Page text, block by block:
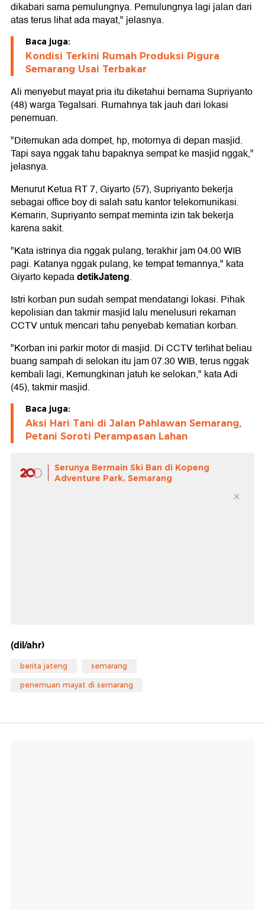
dikabari sama pemulungnya. Pemulungnya lagi jalan dari
atas terus lihat ada mayat," jelasnya.
Baca juga:
Kondisi Terkini Rumah Produksi Pigura
Semarang Usai Terbakar
Ali menyebut mayat pria itu diketahui bernama Supriyanto
(48) warga Tegalsari. Rumahnya tak jauh dari lokasi
penemuan.
"Ditemukan ada dompet, hp, motornya di depan masjid.
Tapi saya nggak tahu bapaknya sempat ke masjid nggak,"
jelasnya.
Menurut Ketua RT 7, Giyarto (57), Supriyanto bekerja
sebagai office boy di salah satu kantor telekomunikasi.
Kemarin, Supriyanto sempat meminta izin tak bekerja
karena sakit.
"Kata istrinya dia nggak pulang, terakhir jam 04.00 WIB
pagi. Katanya nggak pulang, ke tempat temannya," kata
Giyarto kepadadetikJateng.
Istri korban pun sudah sempat mendatangi lokasi. Pihak
kepolisian dan takmir masjid lalu menelusuri rekaman
CCTV untuk mencari tahu penyebab kematian korban.
"Korban ini parkir motor di masjid. Di CCTV terlihat beliau
buang sampah di selokan itu jam 07.30 WIB, terus nggak
kembali lagi, Kemungkinan jatuh ke selokan," kata Adi
(45), takmir masjid.
Baca juga:
Aksi Hari Tani di Jalan Pahlawan Semarang,
Petani Soroti Perampasan Lahan
Serunya Bermain Ski Ban di Kopeng
Adventure Park, Semarang
(dil/ahr)
berita jateng semarang
penemuan mayat di semarang